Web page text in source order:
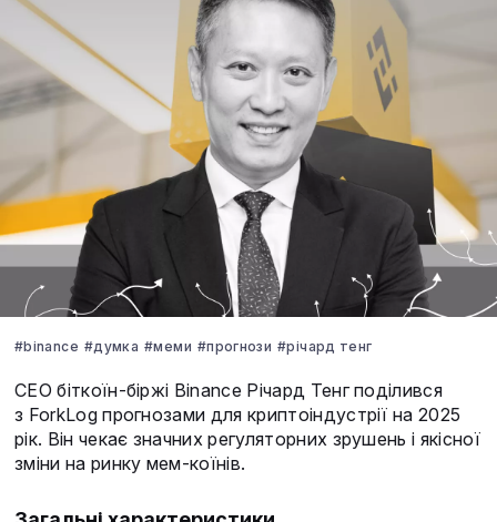
#binance #думка #меми #прогнози #річард тенг
CEO біткоїн-біржі Binance Річард Тенг поділився
з ForkLog прогнозами для криптоіндустрії на 2025
рік. Він чекає значних регуляторних зрушень і якісної
зміни на ринку мем-коїнів.